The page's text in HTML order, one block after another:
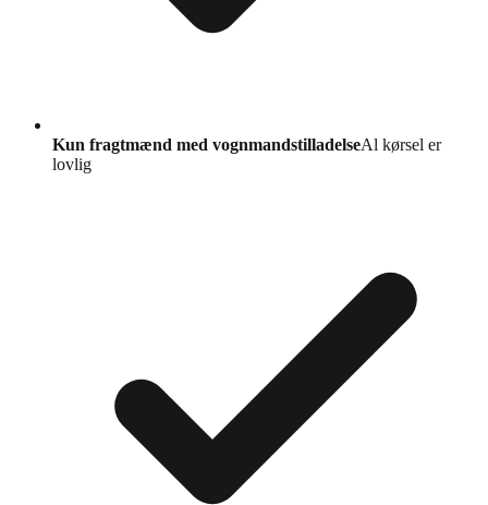
Kun fragtmænd med vognmandstilladelseAl kørsel er
lovlig